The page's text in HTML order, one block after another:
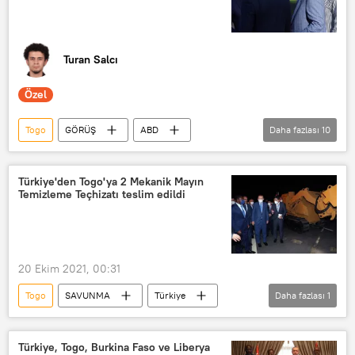
Turan Salcı
Özel
Togo GÖRÜŞ
ABD
Afrika
Rusya
Fransa
Çin
Recep Tayyip Erdoğan
Türkiye
Nijerya
Angola
Daha fazlası 10
Türkiye'den Togo'ya 2 Mekanik Mayın
Temizleme Teçhizatı teslim edildi
20 Ekim 2021, 00:31
Togo SAVUNMA
Türkiye
mayın temizleme
Daha fazlası 1
Türkiye, Togo, Burkina Faso ve Liberya